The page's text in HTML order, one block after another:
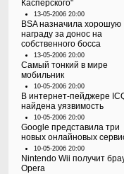
Касперского"
13-05-2006 20:00
BSA назначила хорошую
награду за донос на
собственного босса
13-05-2006 20:00
Самый тонкий в мире
мобильник
10-05-2006 20:00
В интернет-пейджере
найдена уязвимость
10-05-2006 20:00
Google представила три
новых онлайновых
10-05-2006 20:00
Nintendo Wii получит
Opera